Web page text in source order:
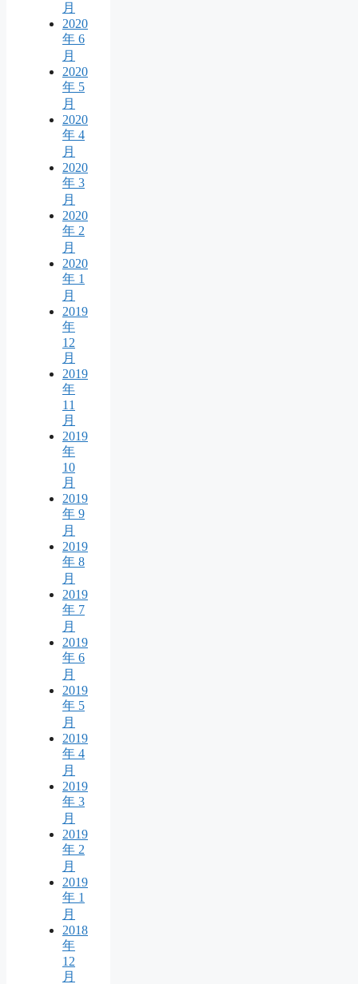
月
2020
年 6
月
2020
年 5
月
2020
年 4
月
2020
年 3
月
2020
年 2
月
2020
年 1
月
2019
年
12
月
2019
年
11
月
2019
年
10
月
2019
年 9
月
2019
年 8
月
2019
年 7
月
2019
年 6
月
2019
年 5
月
2019
年 4
月
2019
年 3
月
2019
年 2
月
2019
年 1
月
2018
年
12
月